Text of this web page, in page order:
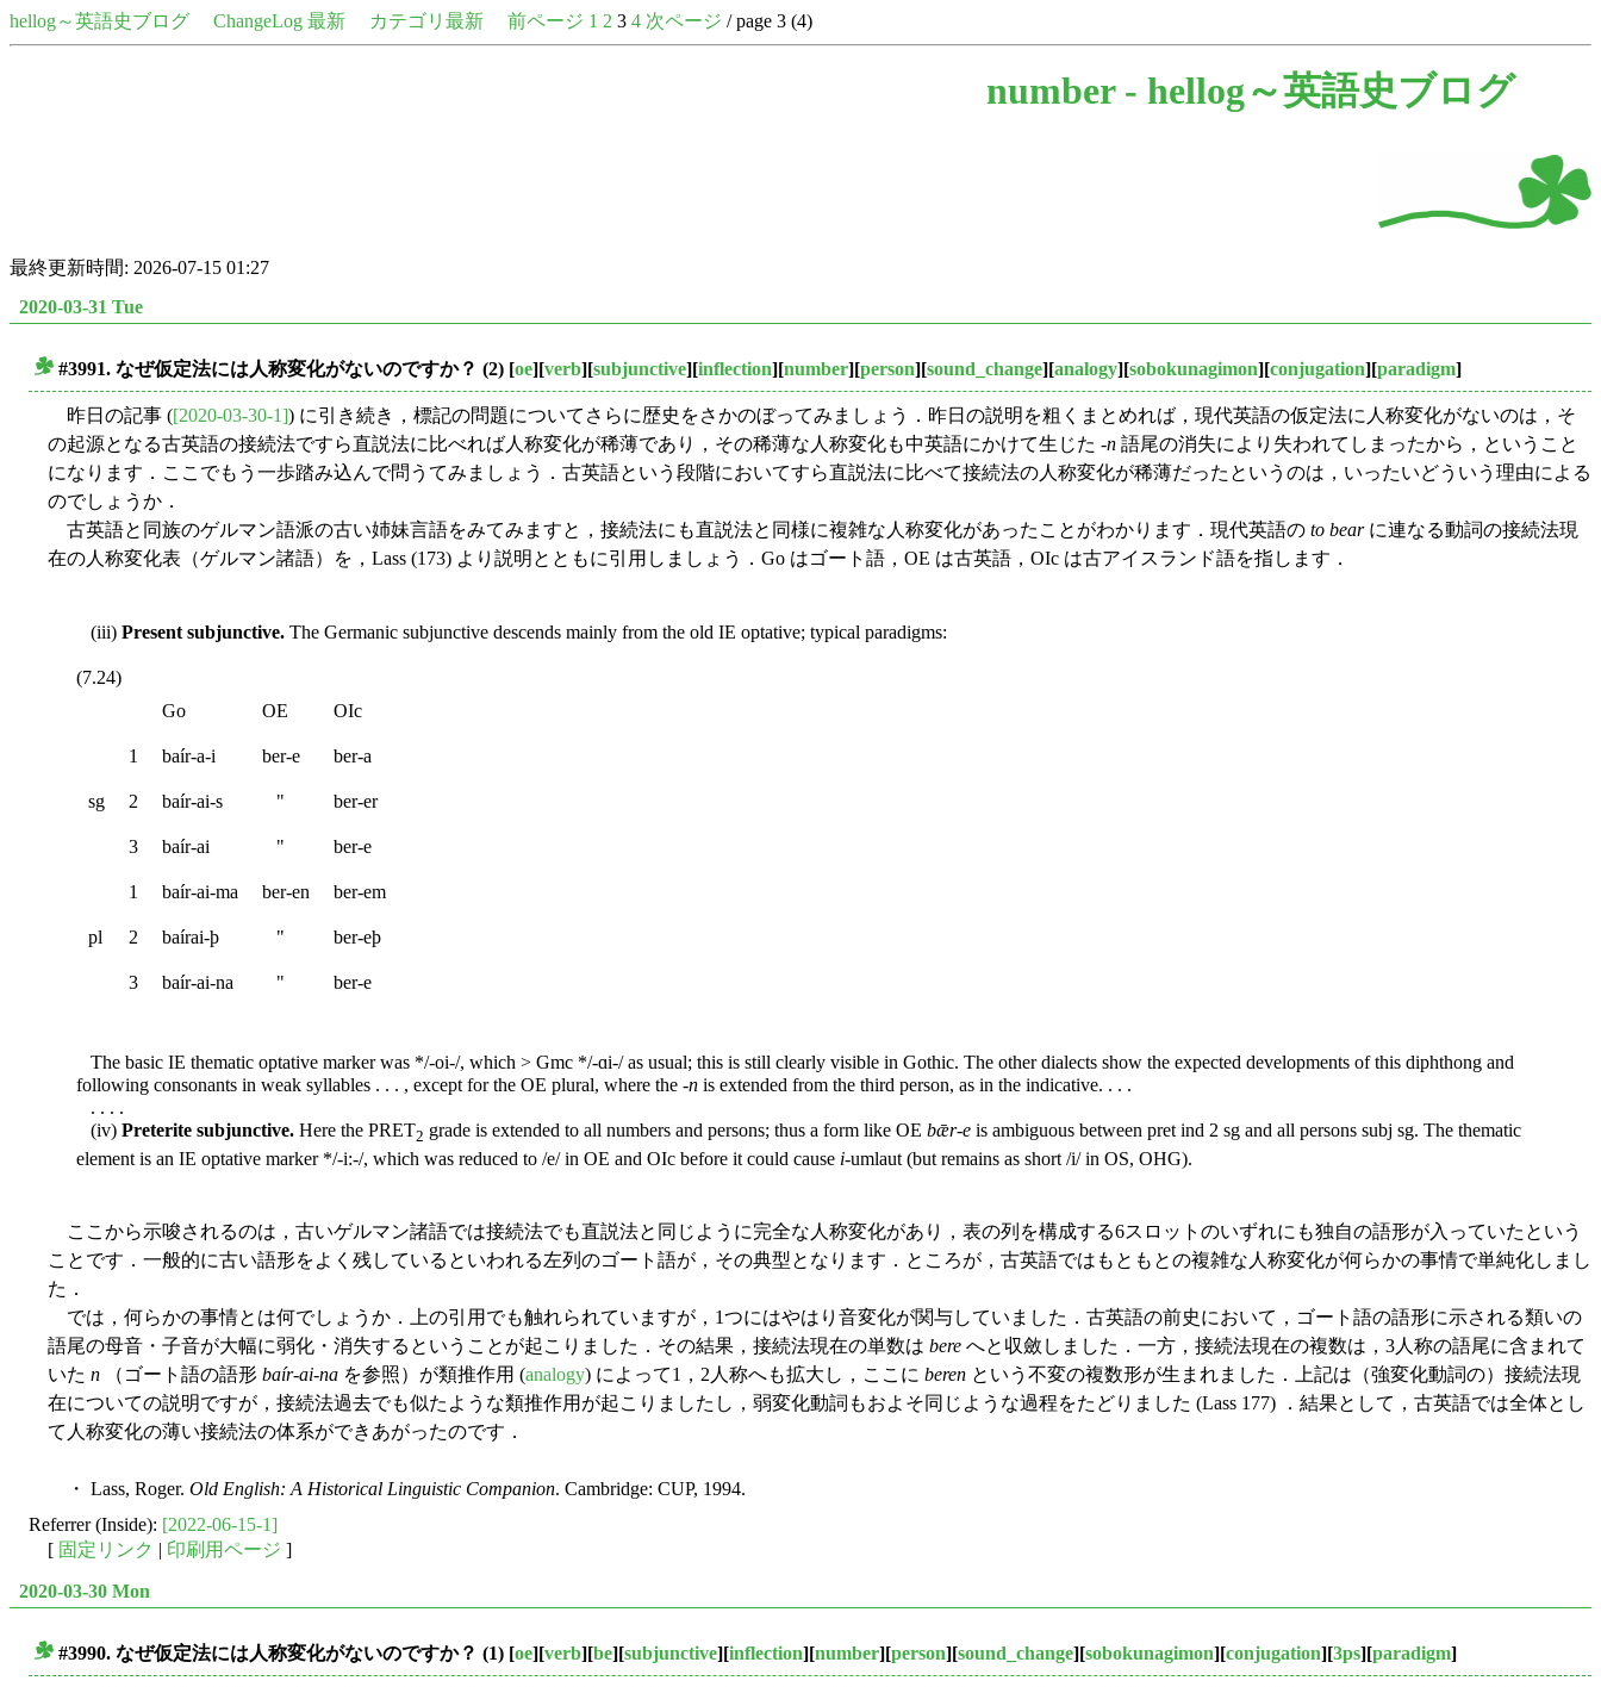
hellog～英語史ブログ ChangeLog 最新 カテゴリ最新 前ページ 1 2 3 4 次ページ / page 3 (4)
number - hellog～英語史ブログ
最終更新時間: 2026-07-15 01:27
2020-03-31 Tue
#3991. なぜ仮定法には人称変化がないのですか？ (2) [oe][verb][subjunctive][inflection][number][person][sound_change][analogy][sobokunagimon][conjugation][paradigm]
昨日の記事 ([2020-03-30-1]) に引き続き，標記の問題についてさらに歴史をさかのぼってみましょう．昨日の説明を粗くまとめれば，現代英語の仮定法に人称変化がないのは，そ
の起源となる古英語の接続法ですら直説法に比べれば人称変化が稀薄であり，その稀薄な人称変化も中英語にかけて生じた -n 語尾の消失により失われてしまったから，ということ
になります．ここでもう一歩踏み込んで問うてみましょう．古英語という段階においてすら直説法に比べて接続法の人称変化が稀薄だったというのは，いったいどういう理由による
のでしょうか．
古英語と同族のゲルマン語派の古い姉妹言語をみてみますと，接続法にも直説法と同様に複雑な人称変化があったことがわかります．現代英語の to bearに連なる動詞の接続法現
在の人称変化表（ゲルマン諸語）を，Lass (173) より説明とともに引用しましょう．Go はゴート語，OE は古英語，OIc は古アイスランド語を指します．
(iii) Present subjunctive. The Germanic subjunctive descends mainly from the old IE optative; typical paradigms:
(7.24)
Go
OE OIc
sg
1 baír-a-i ber-e ber-a
2 baír-ai-s " ber-er
3 baír-ai " ber-e
pl
1 baír-ai-ma ber-en ber-em
2 baírai-þ " ber-eþ
3 baír-ai-na " ber-e
The basic IE thematic optative marker was */-oi-/, which > Gmc */-ɑi-/ as usual; this is still clearly visible in Gothic. The other dialects show the expected developments of this diphthong and
following consonants in weak syllables . . . , except for the OE plural, where the -n is extended from the third person, as in the indicative. . . .
. . . .
(iv) Preterite subjunctive. Here the PRET2 grade is extended to all numbers and persons; thus a form like OE bǣr-e is ambiguous between pret ind 2 sg and all persons subj sg. The thematic
element is an IE optative marker */-i:-/, which was reduced to /e/ in OE and OIc before it could cause i-umlaut (but remains as short /i/ in OS, OHG).
ここから示唆されるのは，古いゲルマン諸語では接続法でも直説法と同じように完全な人称変化があり，表の列を構成する6スロットのいずれにも独自の語形が入っていたという
ことです．一般的に古い語形をよく残しているといわれる左列のゴート語が，その典型となります．ところが，古英語ではもともとの複雑な人称変化が何らかの事情で単純化しまし
た．
では，何らかの事情とは何でしょうか．上の引用でも触れられていますが，1つにはやはり音変化が関与していました．古英語の前史において，ゴート語の語形に示される類いの
語尾の母音・子音が大幅に弱化・消失するということが起こりました．その結果，接続法現在の単数は bere へと収斂しました．一方，接続法現在の複数は，3人称の語尾に含まれて
いた n （ゴート語の語形 baír-ai-na を参照）が類推作用 (analogy) によって1，2人称へも拡大し，ここに beren という不変の複数形が生まれました．上記は（強変化動詞の）接続法現
在についての説明ですが，接続法過去でも似たような類推作用が起こりましたし，弱変化動詞もおよそ同じような過程をたどりました (Lass 177) ．結果として，古英語では全体とし
て人称変化の薄い接続法の体系ができあがったのです．
・ Lass, Roger. Old English: A Historical Linguistic Companion. Cambridge: CUP, 1994.
Referrer (Inside): [2022-06-15-1]
[ 固定リンク | 印刷用ページ ]
2020-03-30 Mon
#3990. なぜ仮定法には人称変化がないのですか？ (1) [oe][verb][be][subjunctive][inflection][number][person][sound_change][sobokunagimon][conjugation][3ps][paradigm]